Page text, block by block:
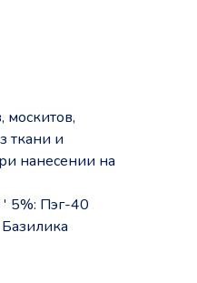
ткани и
нанесении на
5%: Пэг-40